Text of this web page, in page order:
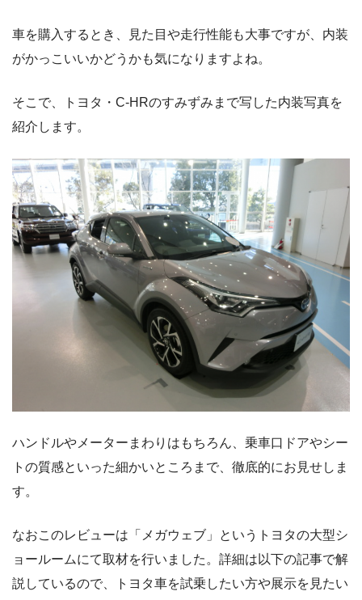
車を購入するとき、見た目や走行性能も大事ですが、内装
がかっこいいかどうかも気になりますよね。
そこで、トヨタ・C-HRのすみずみまで写した内装写真を
紹介します。
ハンドルやメーターまわりはもちろん、乗車口ドアやシー
トの質感といった細かいところまで、徹底的にお見せしま
す。
なおこのレビューは「メガウェブ」というトヨタの大型シ
ョールームにて取材を行いました。詳細は以下の記事で解
説しているので、トヨタ車を試乗したい方や展示を見たい